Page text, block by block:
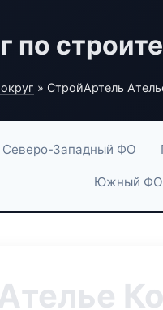
по
» СтройАртель
Северо-Западный ФО
Южный ФО